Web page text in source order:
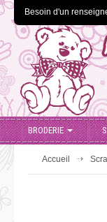
Besoin d'un
BRODERIE
Accueil